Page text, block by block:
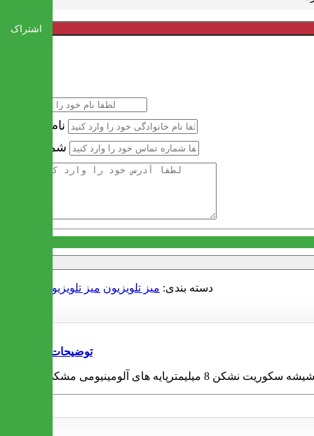
نام خانوادگی
شماره تماس
دسته بندی: میز تلویزیون میز تلویزیون سکوریت
توضیحات
اشتراک